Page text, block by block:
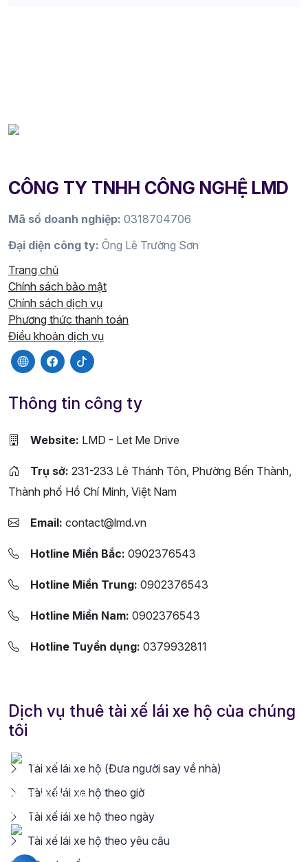
CÔNG TY TNHH CÔNG NGHỆ LMD
Mã số doanh nghiệp: 0318704706
Đại diện công ty: Ông Lê Trường Sơn
Trang chủ
Chính sách bảo mật
Chính sách dịch vụ
Phương thức thanh toán
Điều khoản dịch vụ
Thông tin công ty
Website: LMD - Let Me Drive
Trụ sở: 231-233 Lê Thánh Tôn, Phường Bến Thành,
Thành phố Hồ Chí Minh, Việt Nam
Email: contact@lmd.vn
Hotline Miền Bắc: 0902376543
Hotline Miền Trung: 0902376543
Hotline Miền Nam: 0902376543
Hotline Tuyển dụng: 0379932811
Dịch vụ thuê tài xế lái xe hộ của chúng
tôi
Tài xế lái xe hộ (Đưa người say về nhà)
Tài xế lái xe hộ theo giờ
Tài xế lái xe hộ theo ngày
Tài xế lái xe hộ theo yêu cầu